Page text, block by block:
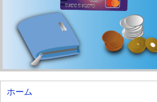
ホーム